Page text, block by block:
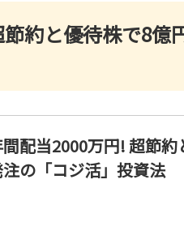
約と優待株で8億
配当2000万円! 超節
の「コジ活」投資法